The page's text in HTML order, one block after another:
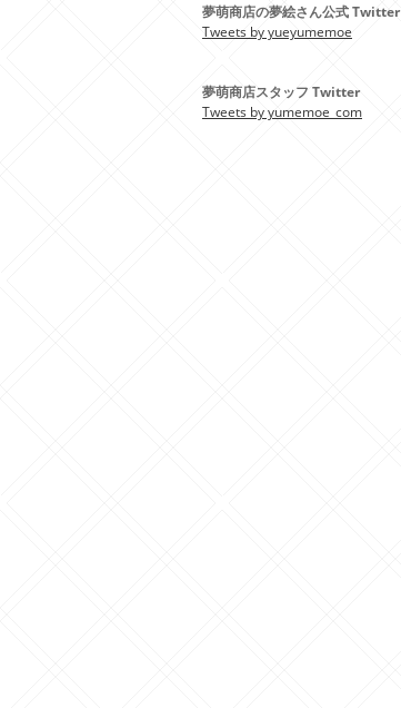
夢萌商店の夢絵さん公式 Twitter
Tweets by yueyumemoe
夢萌商店スタッフ Twitter
Tweets by yumemoe_com